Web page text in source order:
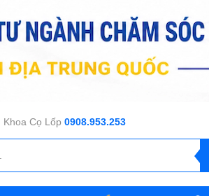
Khoa Cọ Lốp 0908.953.253